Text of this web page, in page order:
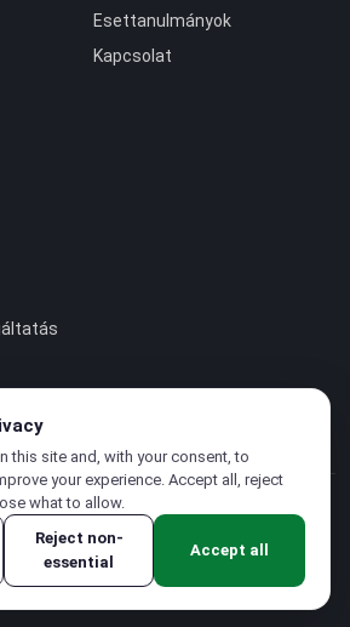
Esettanulmányok
Kapcsolat
AG.Minden jog fenntartva
irányelvek·Szolgáltatási feltételek
this site and, with your consent, to
your experience. Accept all, reject
what to allow.
Reject non-
essential
Accept all